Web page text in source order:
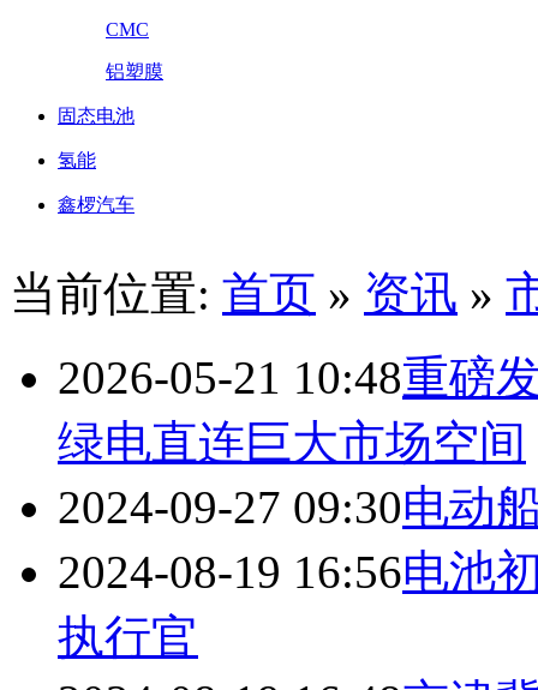
CMC
铝塑膜
固态电池
氢能
鑫椤汽车
当前位置: 首页 » 资讯 »
2026-05-21 10:48重磅
绿电直连巨大市场空间
2024-09-27 09:30电动
2024-08-19 16:56电池
执行官